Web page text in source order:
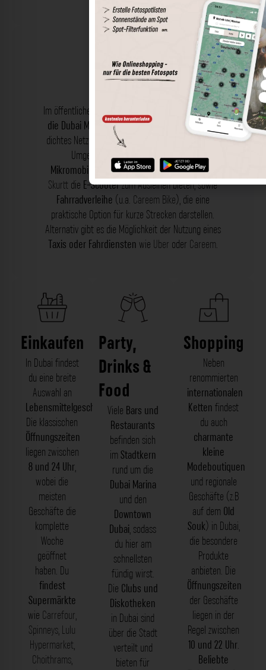
Im öffentliche Nahverkehr (ÖPNV) findest duBusse,
die Dubai MetroundStraßenbahnen
vor, die ein
dichtes Netzwerk von Haltestellen in der Stadt und
Umgebung bieten. Zusätzlich gibt es
Mikromobilitätsanbieterwie u.a.Lime,Tierund
Skurtt die E-Scooterzum Ausleihen bieten, sowie
Fahrradverleihe (u.a. Careem Bike), die eine
praktische Option für kurze Strecken darstellen.
Alternativ gibt es die Möglichkeit der Nutzung eines
Taxis oder Fahrdiensten wie Uber oder Careem.
Einkaufen
In Dubai findest
du eine breite
Auswahl an
Lebensmittelgeschäften.
Die klassischen
Öffnungszeiten
liegen zwischen
8 und 24 Uhr,
wobei die
meisten
Geschäfte die
komplette
Woche
geöffnet
haben. Du
findest
Supermärkte
wie Carrefour,
Spinneys, Lulu
Hypermarket,
Choithrams,
Party,
Drinks &
Food
Viele Bars und
Restaurants
befinden sich
im Stadtkern
rund um die
Dubai Marina
und den
Downtown
Dubai, sodass
du hier am
schnellsten
fündig wirst.
Die Clubs und
Diskotheken
in Dubai sind
über die Stadt
verteilt und
bieten für
Shopping
Neben
renommierten
internationalen
Ketten findest
du auch
charmante
kleine
Modeboutiquen
und regionale
Geschäfte (z.B
auf dem Old
Souk) in Dubai,
die besondere
Produkte
anbieten. Die
Öffnungszeiten
der Geschäfte
liegen in der
Regel zwischen
10 und 22 Uhr.
Beliebte